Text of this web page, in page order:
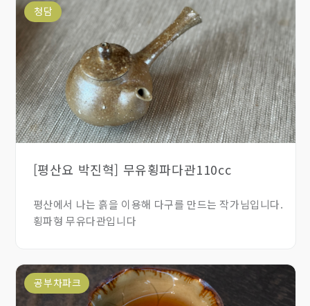
청담
[평산요 박진혁] 무유횡파다관110cc
평산에서 나는 흙을 이용해 다구를 만드는 작가님입니다.
횡파형 무유다관입니다
공부차파크